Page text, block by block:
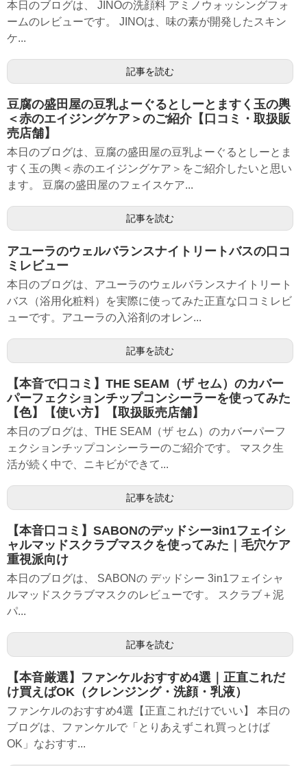
本日のブログは、 JINOの洗顔料 アミノウォッシングフォ
ームのレビューです。 JINOは、味の素が開発したスキン
ケ...
記事を読む
豆腐の盛田屋の豆乳よーぐるとしーとますく玉の輿
＜赤のエイジングケア＞のご紹介【口コミ・取扱販
売店舗】
本日のブログは、豆腐の盛田屋の豆乳よーぐるとしーとま
すく玉の輿＜赤のエイジングケア＞をご紹介したいと思い
ます。 豆腐の盛田屋のフェイスケア...
記事を読む
アユーラのウェルバランスナイトリートバスの口コ
ミレビュー
本日のブログは、アユーラのウェルバランスナイトリート
バス（浴用化粧料）を実際に使ってみた正直な口コミレビ
ューです。アユーラの入浴剤のオレン...
記事を読む
【本音で口コミ】THE SEAM（ザ セム）のカバー
パーフェクションチップコンシーラーを使ってみた
【色】【使い方】【取扱販売店舗】
本日のブログは、THE SEAM（ザ セム）のカバーパーフ
ェクションチップコンシーラーのご紹介です。 マスク生
活が続く中で、ニキビができて...
記事を読む
【本音口コミ】SABONのデッドシー3in1フェイシ
ャルマッドスクラブマスクを使ってみた｜毛穴ケア
重視派向け
本日のブログは、 SABONの デッドシー 3in1フェイシャ
ルマッドスクラブマスクのレビューです。 スクラブ＋泥
パ...
記事を読む
【本音厳選】ファンケルおすすめ4選｜正直これだ
け買えばOK（クレンジング・洗顔・乳液）
ファンケルのおすすめ4選【正直これだけでいい】 本日の
ブログは、ファンケルで「とりあえずこれ買っとけば
OK」なおすす...